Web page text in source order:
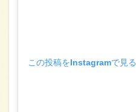
この投稿をInstagramで見る